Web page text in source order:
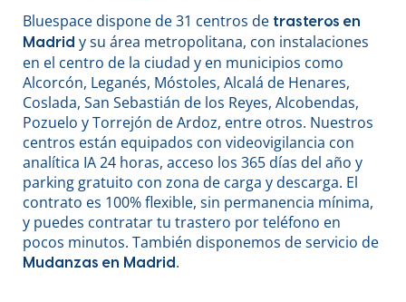
Bluespace dispone de 31 centros de trasteros en
Madrid y su área metropolitana, con instalaciones
en el centro de la ciudad y en municipios como
Alcorcón, Leganés, Móstoles, Alcalá de Henares,
Coslada, San Sebastián de los Reyes, Alcobendas,
Pozuelo y Torrejón de Ardoz, entre otros. Nuestros
centros están equipados con videovigilancia con
analítica IA 24 horas, acceso los 365 días del año y
parking gratuito con zona de carga y descarga. El
contrato es 100% flexible, sin permanencia mínima,
y puedes contratar tu trastero por teléfono en
pocos minutos. También disponemos de servicio de
Mudanzas en Madrid .